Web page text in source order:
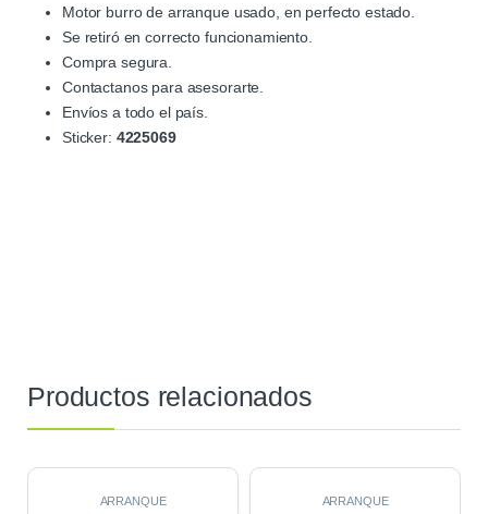
Motor burro de arranque usado, en perfecto estado.
Se retiró en correcto funcionamiento.
Compra segura.
Contactanos para asesorarte.
Envíos a todo el país.
Sticker: 4225069
Productos relacionados
ARRANQUE ARRANQUE